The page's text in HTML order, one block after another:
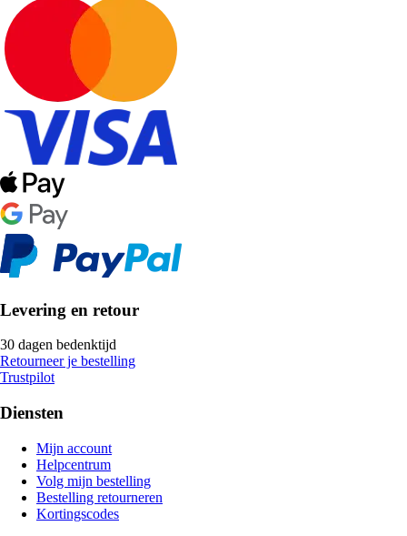
Levering en retour
30 dagen bedenktijd
Retourneer je bestelling
Trustpilot
Diensten
Mijn account
Helpcentrum
Volg mijn bestelling
Bestelling retourneren
Kortingscodes